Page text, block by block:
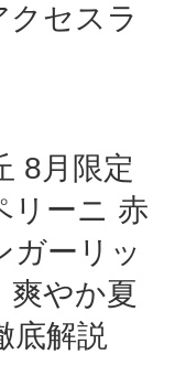
クセスラ
8月限定
リーニ 赤
ガーリッ
爽やか夏
底解説